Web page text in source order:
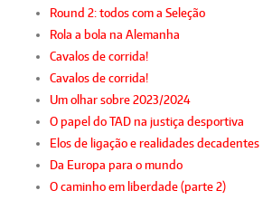
Round 2: todos com a Seleção
Rola a bola na Alemanha
Cavalos de corrida!
Cavalos de corrida!
Um olhar sobre 2023/2024
O papel do TAD na justiça desportiva
Elos de ligação e realidades decadentes
Da Europa para o mundo
O caminho em liberdade (parte 2)